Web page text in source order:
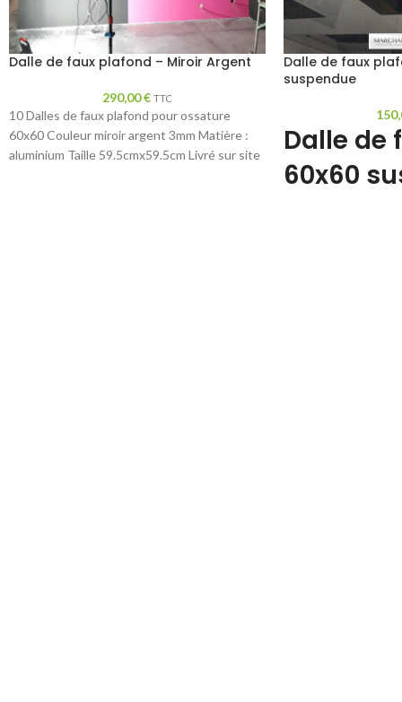
Dalle de faux plafond – Miroir Argent
290,00€ TTC
10 Dalles de faux plafond pour ossature
60x60 Couleur miroir argent 3mm Matière :
aluminium Taille 59.5cmx59.5cm Livré sur site
Dalle de faux
suspendue
Dalle de
60x60